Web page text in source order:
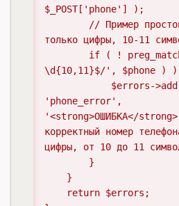
$_POST['phone'] );
только цифры, 10-11
\d{10,11}$/', $phone )
'phone_error',
'<strong>ОШИБКА</
корректный номер
цифры, от 10 до 11